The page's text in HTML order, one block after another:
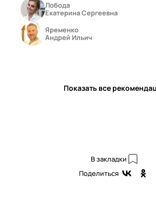
Лобода
Екатерина Сергеевна
Яременко
Андрей Ильич
Показать все
В закладки
Поделиться